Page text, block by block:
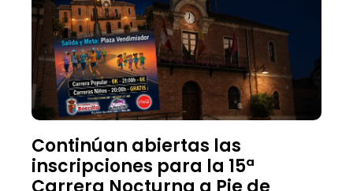
Continúan abiertas las
inscripciones para la 15ª